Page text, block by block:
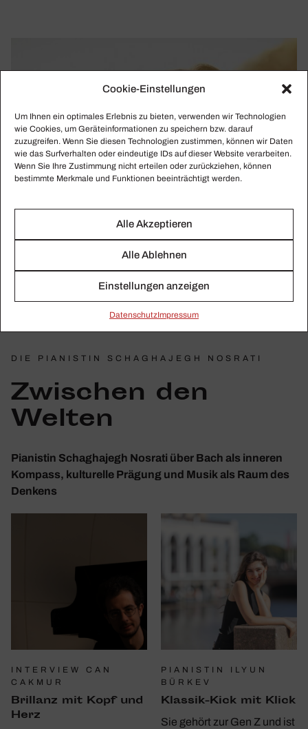
Cookie-Einstellungen
Um Ihnen ein optimales Erlebnis zu bieten, verwenden wir Technologien
wie Cookies, um Geräteinformationen zu speichern bzw. darauf
zuzugreifen. Wenn Sie diesen Technologien zustimmen, können wir Daten
wie das Surfverhalten oder eindeutige IDs auf dieser Website verarbeiten.
Wenn Sie Ihre Zustimmung nicht erteilen oder zurückziehen, können
bestimmte Merkmale und Funktionen beeinträchtigt werden.
Alle Akzeptieren
Alle Ablehnen
Einstellungen anzeigen
Daten­schutzImpressum
DIE PIANISTIN SCHAGHAJEGH NOSRATI
Zwischen den
Welten
Pianistin Schaghajegh Nosrati über Bach als inneren
Kompass, kulturelle Prägung und Musik als Raum des
Denkens
INTERVIEW CAN
CAKMUR
Bril­lanz mit Kopf und
Herz
PIANISTIN ILYUN
BÜRKEV
Klassik-Kick mit Klick
Sie gehört zur Gen Z und ist